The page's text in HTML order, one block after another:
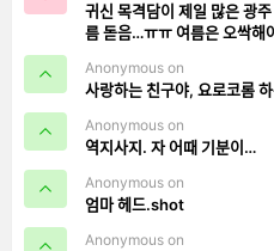
귀신 목격담이 제일 많은
름 돋음…ㅠㅠ 여름은
Anonymous on
사랑하는 친구야, 요로코롬
Anonymous on
역지사지. 자 어때 기분이…
Anonymous on
엄마 헤드.shot
Anonymous on